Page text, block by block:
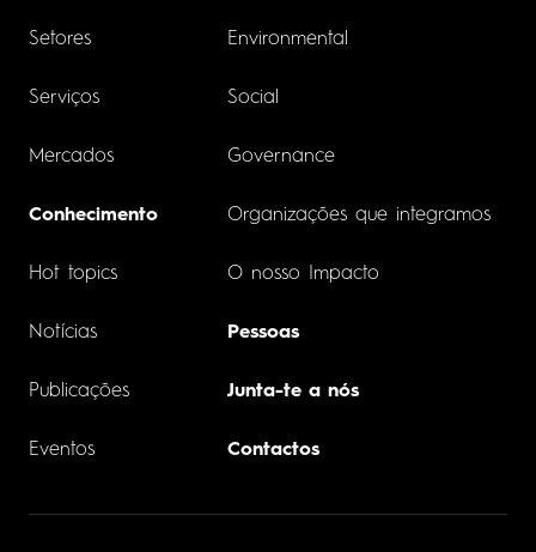
Setores
Serviços
Mercados
Conhecimento
Hot topics
Notícias
Publicações
Eventos
Environmental
Social
Governance
Organizações que integramos
O nosso Impacto
Pessoas
Junta-te a nós
Contactos